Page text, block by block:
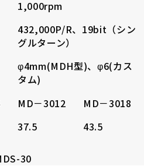
をかける
1,000rpm
432,000P/R、19bit（シン
グルターン）
φ4mm(MDH型)、φ6(カス
タム)
MD－3012
MD－3018
37.5
43.5
30